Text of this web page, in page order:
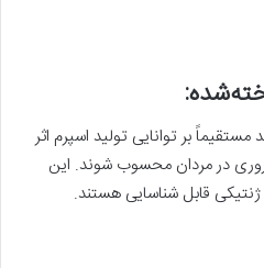
بر توانایی تولید اسپرم اثر
در مردان محسوب شوند. این
قابل شناسایی هستند.